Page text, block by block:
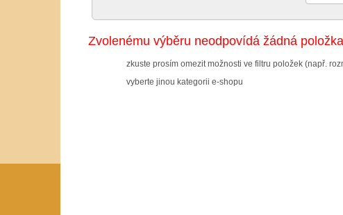
Zvolenému výběru neodpovídá žádná
zkuste prosím omezit možnosti ve filtru položek (např.
vyberte jinou kategorii e-shopu